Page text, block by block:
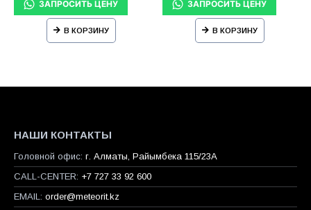
В КОРЗИНУ В КОРЗИНУ
НАШИ КОНТАКТЫ
Головной офис: г. Алматы, Райымбека 115/23A
CALL-CENTER: +7 727 33 92 600
EMAIL: order@meteorit.kz